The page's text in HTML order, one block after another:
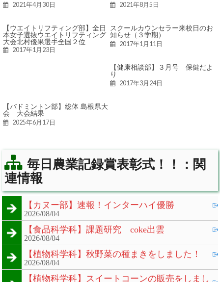
2021年4月30日 2021年8月5日
【ウエイトリフティング部】全日
本女子選抜ウエイトリフティング
大会北村優果選手全国２位
2017年1月23日
スクールカウンセラー来校日のお
知らせ（３学期）
2017年1月11日
【健康相談部】３月号 保健だよ
り
2017年3月24日
【バドミントン部】総体 島根県大
会 大会結果
2025年6月17日
毎日農業記録賞表彰式！！：関
連情報
【カヌー部】速報！インターハイ優勝
2026/08/04
【食品科学科】課題研究 coke出雲
2026/08/04
【植物科学科】秋野菜の種まきをしました！
2026/08/04
【植物科学科】スイートコーンの販売をしまし